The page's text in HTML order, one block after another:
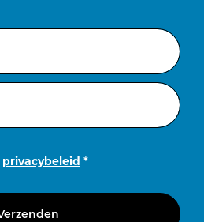
privacybeleid *